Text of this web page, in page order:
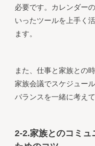
必要です。カレンダー
いったツールを上手く
ます。
また、仕事と家族との
家族会議でスケジュー
バランスを一緒に考え
2-2.家族とのコミュ